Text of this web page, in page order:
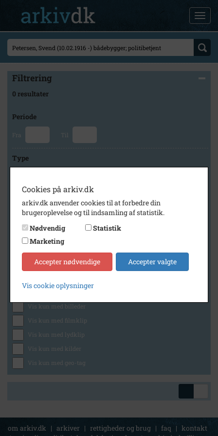
Filtrering
0 resultater
Periode
Fra Til
Type
Arkiv
Historisk Arkiv Dragør
Generelt
Vis kun med billeder
Vis kun med filmklip
Vis kun med lydklip
Vis kun med kilder
Vis kun med geo-tag
om arkiv.dk | arkiver | rettigheder og brug | faq | kontakt
Cookies på arkiv.dk
arkiv.dk anvender cookies til at forbedre din
brugeroplevelse og til indsamling af statistik.
Nødvendig
Statistik
Marketing
Accepter nødvendige Accepter valgte
Vis cookie oplysninger